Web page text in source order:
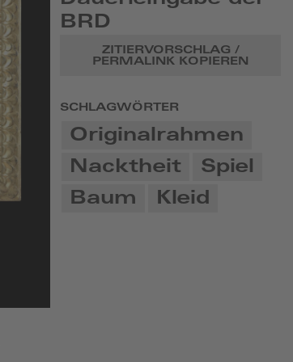
BRD
ZITIERVORSCHLAG /
PERMALINK KOPIEREN
SCHLAGWÖRTER
Originalrahmen
Nacktheit
Spiel
Baum
Kleid